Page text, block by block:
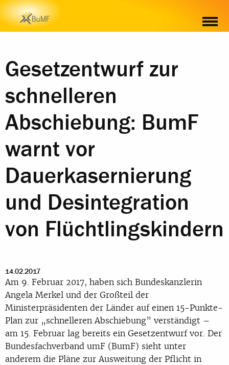
Gesetzentwurf zur
schnelleren
Abschiebung: BumF
warnt vor
Dauerkasernierung
und Desintegration
von Flüchtlingskindern
14.02.2017
Am 9. Februar 2017, haben sich Bundeskanzlerin
Angela Merkel und der Großteil der
Ministerpräsidenten der Länder auf einen 15-Punkte-
Plan zur „schnelleren Abschiebung” verständigt –
am 15. Februar lag bereits ein Gesetzentwurf vor. Der
Bundesfachverband umF (BumF) sieht unter
anderem die Pläne zur Ausweitung der Pflicht in